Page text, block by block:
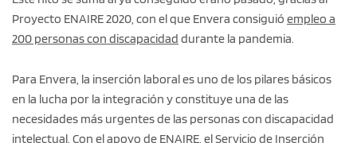
Proyecto ENAIRE 2020, con el que Envera consiguió empleo a
200 personas con discapacidad durante la pandemia.
Para Envera, la inserción laboral es uno de los pilares básicos
en la lucha por la integración y constituye una de las
necesidades más urgentes de las personas con discapacidad
intelectual. Con el apoyo de ENAIRE, elServicio de Inserción